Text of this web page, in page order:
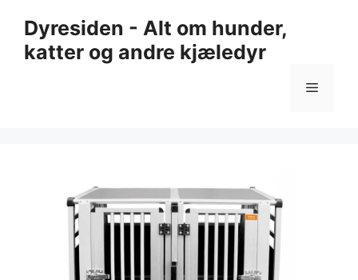
innhold
Dyresiden - Alt om hunder,
katter og andre kjæledyr
Meny